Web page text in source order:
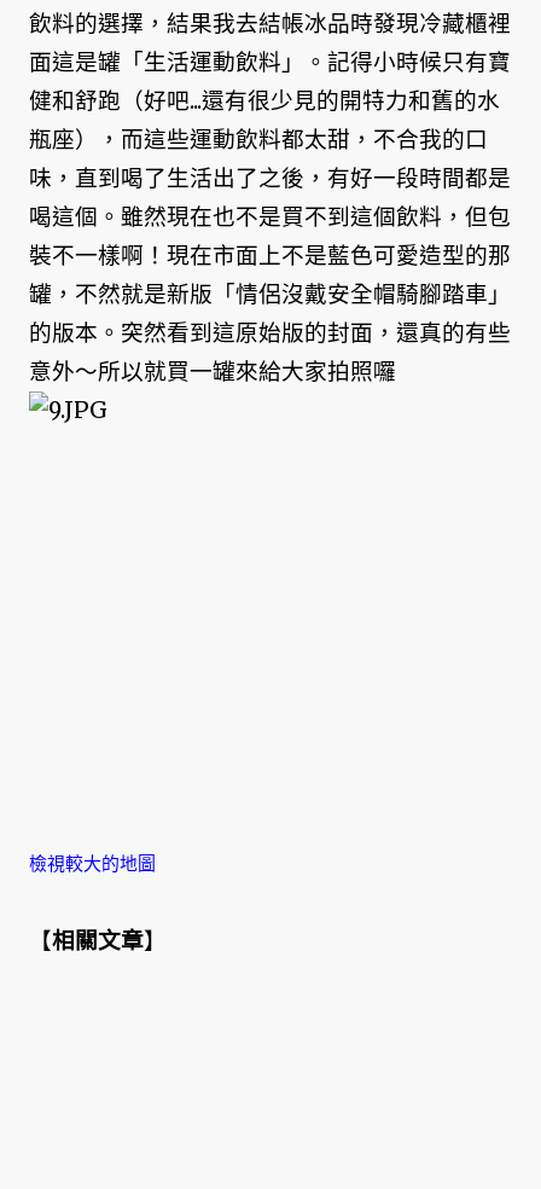
飲料的選擇，結果我去結帳冰品時發現冷藏櫃裡
面這是罐「生活運動飲料」。記得小時候只有寶
健和舒跑（好吧...還有很少見的開特力和舊的水
瓶座），而這些運動飲料都太甜，不合我的口
味，直到喝了生活出了之後，有好一段時間都是
喝這個。雖然現在也不是買不到這個飲料，但包
裝不一樣啊！現在市面上不是藍色可愛造型的那
罐，不然就是新版「情侶沒戴安全帽騎腳踏車」
的版本。突然看到這原始版的封面，還真的有些
意外～所以就買一罐來給大家拍照囉
檢視較大的地圖
【相關文章】